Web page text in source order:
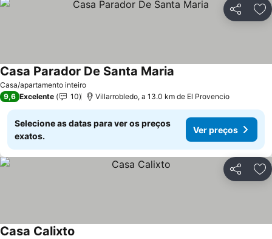
Partilhar
Casa/apartamento inteiro
Casa Parador De Santa Maria
9,6 Excelente 10 Villarrobledo, a 13.0 km de El Provencio
Selecione as datas para ver os preços
exatos.
Ver preços
Partilhar
Casa Calixto